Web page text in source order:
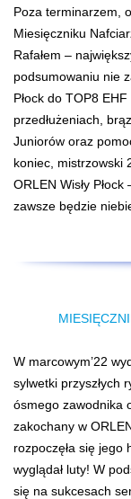
Poza terminarzem,
Miesięczniku
Rafałem –
podsumowaniu nie
Płock do TOP8
przedłużeniach,
Juniorów oraz
koniec, mistrzowski
ORLEN Wisły
zawsze będzie
W marcowym’22
sylwetki przyszłych
ósmego zawodnika
zakochany w
rozpoczęła się
wyglądał luty! W
się na sukcesach